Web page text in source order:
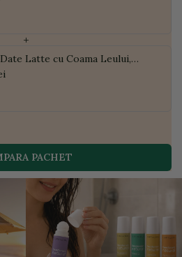
+
Latte cu Coama Leului,
Curmale și Ghimbir, ECO, 300g
PACHET